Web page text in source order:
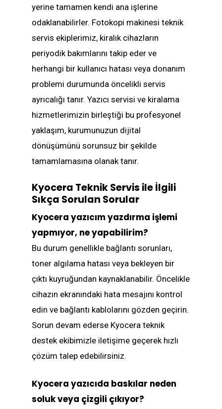
yerine tamamen kendi ana işlerine
odaklanabilirler. Fotokopi makinesi teknik
servis ekiplerimiz, kiralık cihazların
periyodik bakımlarını takip eder ve
herhangi bir kullanıcı hatası veya donanım
problemi durumunda öncelikli servis
ayrıcalığı tanır. Yazıcı servisi ve kiralama
hizmetlerimizin birleştiği bu profesyonel
yaklaşım, kurumunuzun dijital
dönüşümünü sorunsuz bir şekilde
tamamlamasına olanak tanır.
Kyocera Teknik Servis ile İlgili
Sıkça Sorulan Sorular
Kyocera yazıcım yazdırma işlemi
yapmıyor, ne yapabilirim?
Bu durum genellikle bağlantı sorunları,
toner algılama hatası veya bekleyen bir
çıktı kuyruğundan kaynaklanabilir. Öncelikle
cihazın ekranındaki hata mesajını kontrol
edin ve bağlantı kablolarını gözden geçirin.
Sorun devam ederse Kyocera teknik
destek ekibimizle iletişime geçerek hızlı
çözüm talep edebilirsiniz.
Kyocera yazıcıda baskılar neden
soluk veya çizgili çıkıyor?